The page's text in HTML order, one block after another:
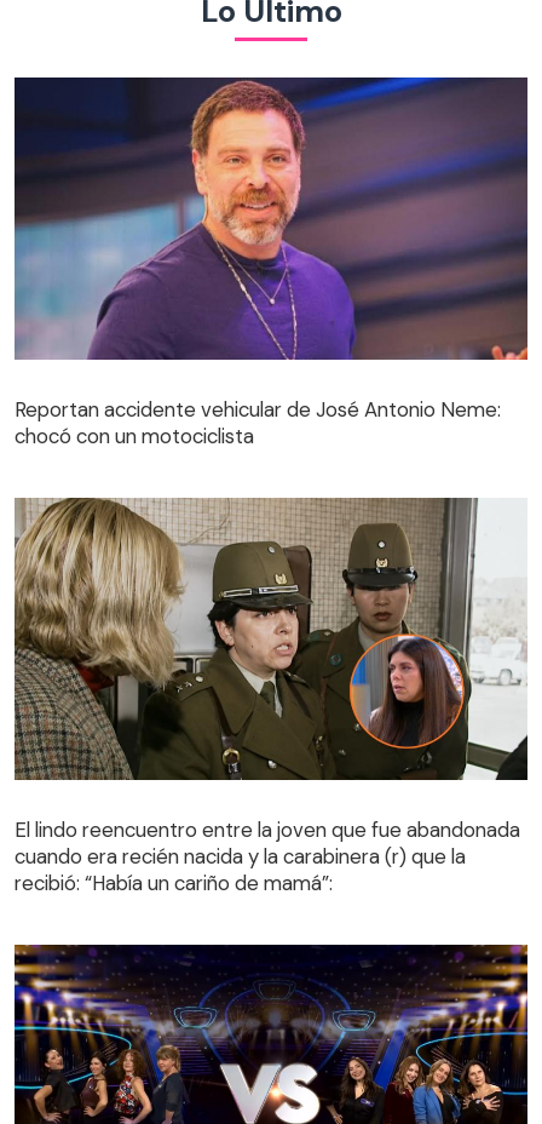
Lo Último
Reportan accidente vehicular de José Antonio Neme:
chocó con un motociclista
cuando era recién nacida y la carabinera (r) que la
recibió: “Había un cariño de mamá”:
El lindo reencuentro entre la joven que fue abandonada
cuando era recién nacida y la carabinera (r) que la
recibió: “Había un cariño de mamá”: